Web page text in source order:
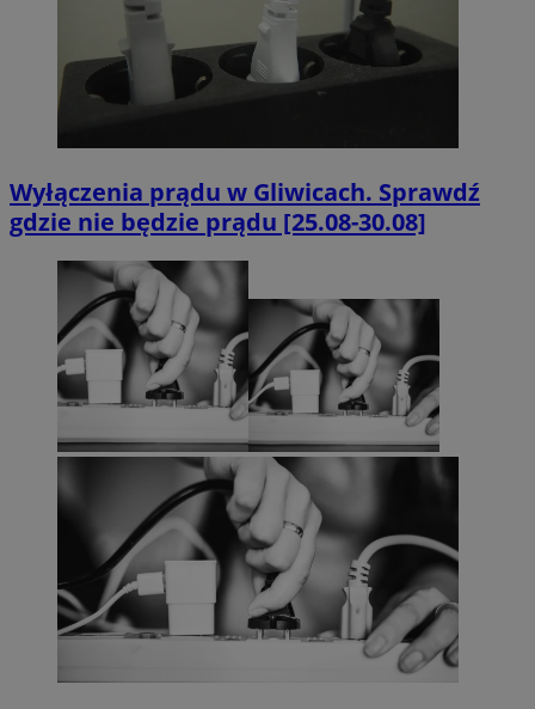
Wyłączenia prądu w Gliwicach. Sprawdź
gdzie nie będzie prądu [25.08-30.08]